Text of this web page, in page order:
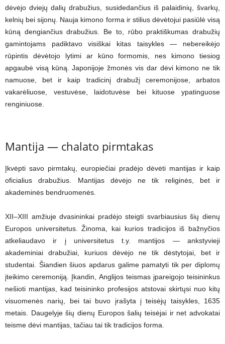
dėvėjo dviejų dalių drabužius, susidedančius iš palaidinių, švarkų,
kelnių bei sijonų. Nauja kimono forma ir stilius dėvėtojui pasiūlė visą
kūną dengiančius drabužius. Be to, rūbo praktiškumas drabužių
gamintojams padiktavo visiškai kitas taisykles — nebereikėjo
rūpintis dėvėtojo lytimi ar kūno formomis, nes kimono tiesiog
apgaubė visą kūną. Japonijoje žmonės vis dar dėvi kimono ne tik
namuose, bet ir kaip tradicinį drabužį ceremonijose, arbatos
vakarėliuose, vestuvėse, laidotuvėse bei kituose ypatinguose
renginiuose.
Mantija — chalato pirmtakas
Įkvėpti savo pirmtakų, europiečiai pradėjo dėvėti mantijas ir kaip
oficialius drabužius. Mantijas dėvėjo ne tik religinės, bet ir
akademinės bendruomenės.
XII–XIII amžiuje dvasininkai pradėjo steigti svarbiausius šių dienų
Europos universitetus. Žinoma, kai kurios tradicijos iš bažnyčios
atkeliaudavo ir į universitetus t.y. mantijos — ankstyvieji
akademiniai drabužiai, kuriuos dėvėjo ne tik dėstytojai, bet ir
studentai. Šiandien šiuos apdarus galime pamatyti tik per diplomų
įteikimo ceremoniją. Įkandin, Anglijos teismas įpareigojo teisininkus
nešioti mantijas, kad teisininko profesijos atstovai skirtųsi nuo kitų
visuomenės narių, bei tai buvo įrašyta į teisėjų taisykles, 1635
metais. Daugelyje šių dienų Europos šalių teisėjai ir net advokatai
teisme dėvi mantijas, tačiau tai tik tradicijos forma.